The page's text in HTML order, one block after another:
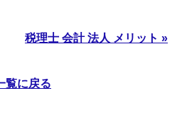
税理士 会計 法人 メリット »
覧に戻る